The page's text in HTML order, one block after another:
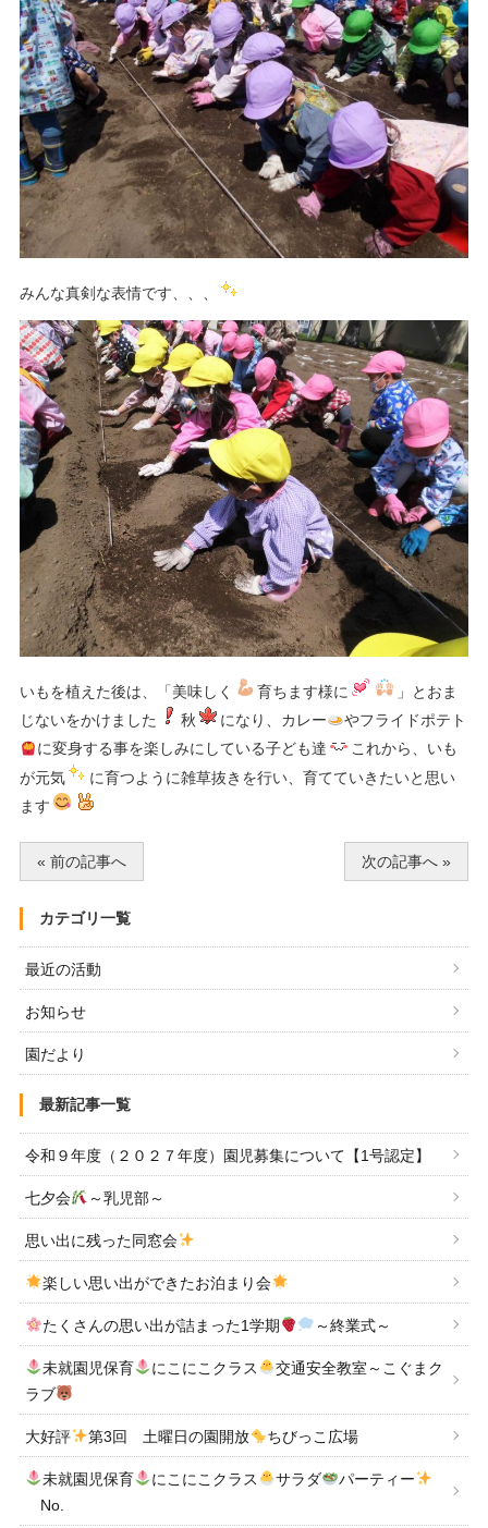
みんな真剣な表情です、、、
いもを植えた後は、「美味しく 育ちます様に
」とおま
じないをかけました
秋 になり、カレー
やフライドポテト
に変身する事を楽しみにしている子ども達
これから、いも
が元気
に育つように雑草抜きを行い、育てていきたいと思い
ます
« 前の記事へ 次の記事へ »
カテゴリ一覧
最近の活動
お知らせ
園だより
最新記事一覧
令和９年度（２０２７年度）園児募集について【1号認定】
七夕会 ～乳児部～
思い出に残った同窓会
楽しい思い出ができたお泊まり会
たくさんの思い出が詰まった1学期 ～終業式～
未就園児保育 にこにこクラス
交通安全教室～こぐまク
ラブ
大好評 第3回 土曜日の園開放 ちびっこ広場
未就園児保育 にこにこクラス サラダ
パーティー
No.